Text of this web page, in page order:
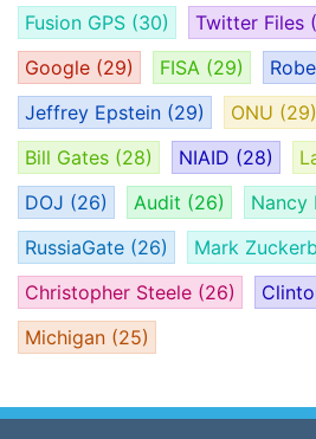
Fusion GPS (30) Twitter Files
Google (29) FISA (29)
Jeffrey Epstein (29) ONU (29)
Bill Gates (28) NIAID (28)
DOJ (26) Audit (26) Nancy
RussiaGate (26) Mark
Christopher Steele (26)
Michigan (25)